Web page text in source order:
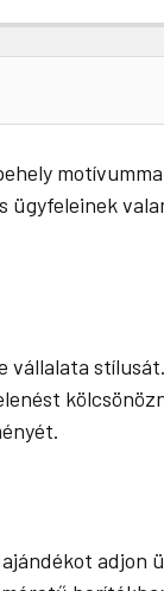
ügyfeleinek
vállalata
adjon